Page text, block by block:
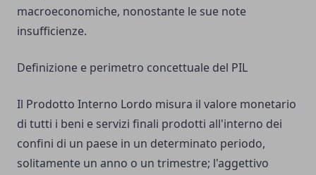
macroeconomiche, nonostante le sue note
insufficienze.
Definizione e perimetro concettuale del PIL
Il Prodotto Interno Lordo misura il valore monetario
di tutti i beni e servizi finali prodotti all'interno dei
confini di un paese in un determinato periodo,
solitamente un anno o un trimestre; l'aggettivo